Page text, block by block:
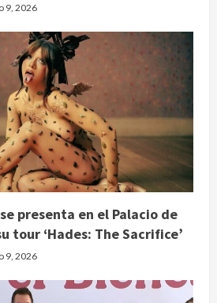
9, 2026
presenta en el Palacio de
tour ‘Hades: The Sacrifice’
9, 2026